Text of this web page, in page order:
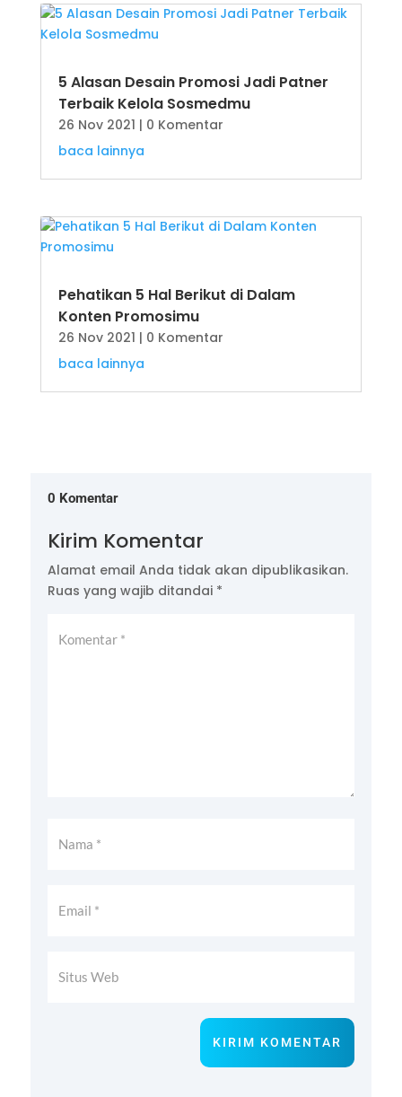
5 Alasan Desain Promosi Jadi Patner
Terbaik Kelola Sosmedmu
26 Nov 2021 | 0 Komentar
baca lainnya
Pehatikan 5 Hal Berikut di Dalam
Konten Promosimu
26 Nov 2021 | 0 Komentar
baca lainnya
0 Komentar
Kirim Komentar
Alamat email Anda tidak akan dipublikasikan.
Ruas yang wajib ditandai *
KIRIM KOMENTAR